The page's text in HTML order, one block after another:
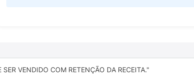
VENDIDO COM RETENÇÃO DA RECEITA."